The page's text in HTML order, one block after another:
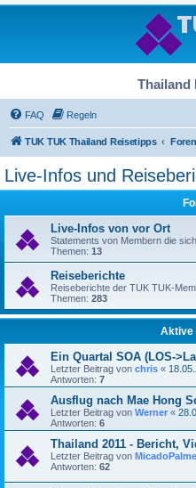
Thailand
FAQ Regeln
TUK TUK Thailand Reisetipps
Live-Infos und
Live-Infos von vor Ort
Statements von Membern die
Themen: 13
Reiseberichte
Reiseberichte der TUK TUK-
Themen: 283
Aktive
Ein Quartal SOA (LOS-
Letzter Beitrag von chris «
Antworten: 7
Ausflug nach Mae Hong
Letzter Beitrag von Werner «
Antworten: 6
Thailand 2011 - Bericht,
Letzter Beitrag von
Antworten: 62